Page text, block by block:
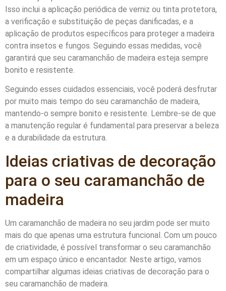
Isso inclui a aplicação periódica de verniz ou tinta protetora,
a verificação e substituição de peças danificadas, e a
aplicação de produtos específicos para proteger a madeira
contra insetos e fungos. Seguindo essas medidas, você
garantirá que seu caramanchão de madeira esteja sempre
bonito e resistente.
Seguindo esses cuidados essenciais, você poderá desfrutar
por muito mais tempo do seu caramanchão de madeira,
mantendo-o sempre bonito e resistente. Lembre-se de que
a manutenção regular é fundamental para preservar a beleza
e a durabilidade da estrutura.
Ideias criativas de decoração
para o seu caramanchão de
madeira
Um caramanchão de madeira no seu jardim pode ser muito
mais do que apenas uma estrutura funcional. Com um pouco
de criatividade, é possível transformar o seu caramanchão
em um espaço único e encantador. Neste artigo, vamos
compartilhar algumas ideias criativas de decoração para o
seu caramanchão de madeira.